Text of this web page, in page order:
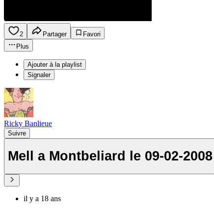
2 Partager
Favori
Plus
Ajouter à la playlist
Signaler
Ricky Banlieue
Suivre
Mell a Montbeliard le 09-02-2008
il y a 18 ans